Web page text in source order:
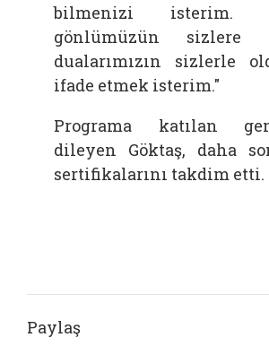
bilmenizi isterim.
gönlümüzün sizlere
dualarımızın sizlerle
ifade etmek isterim."
Programa katılan
dileyen
Göktaş, daha
sertifikalarını takdim etti.
Paylaş